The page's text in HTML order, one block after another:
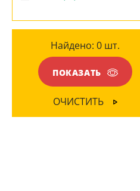
Матовый(25)
Прозрачный
НАПРАВЛЕНИЕ
В стороны(1)
Вниз(81)
ПОВЕРХНОСТЬ
Глянцевый(68)
Матовый
Рельефный(7)
Найдено: 0 шт.
ПОКАЗАТЬ
ОЧИСТИТЬ